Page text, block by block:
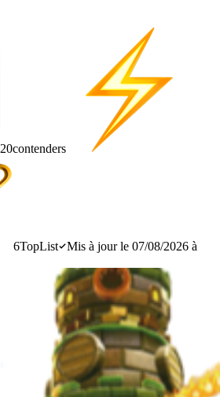
20contenders
6TopList
Mis à jour le 07/08/2026 à